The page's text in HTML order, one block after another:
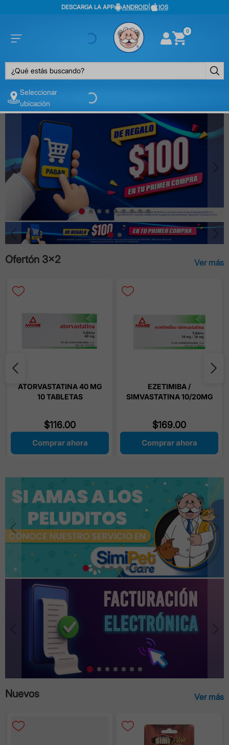
DESCARGA LA APP ANDROID| IOS
0
¿Qué estás buscando?
Seleccionar
ubicación
Ofertón 3x2 Ver más
ATORVASTATINA 40 MG
10 TABLETAS
$116.00
Comprar ahora
EZETIMIBA /
SIMVASTATINA 10/20MG
$169.00
Comprar ahora
Nuevos Ver más